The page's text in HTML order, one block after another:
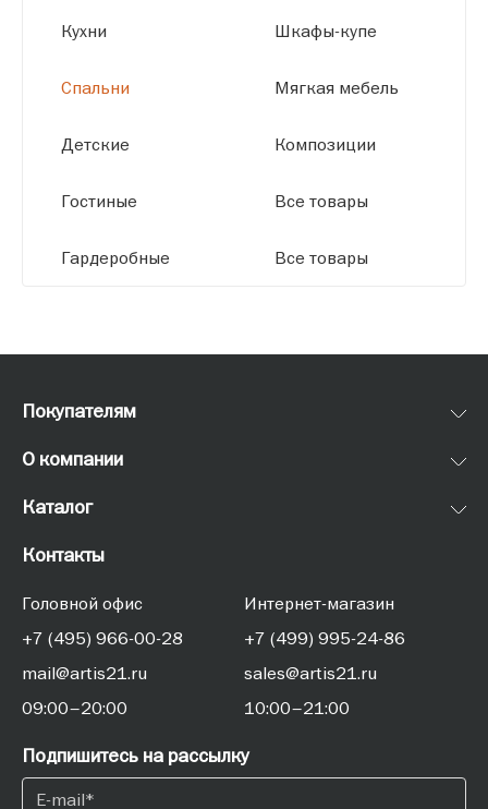
Кухни
Спальни
Детские
Гостиные
Гардеробные
Шкафы-купе
Мягкая мебель
Композиции
Все товары
Все товары
Покупателям
О компании
Каталог
Контакты
Головной офис
+7 (495) 966-00-28
mail@artis21.ru
09:00–20:00
Интернет-магазин
+7 (499) 995-24-86
sales@artis21.ru
10:00–21:00
Подпишитесь на рассылку